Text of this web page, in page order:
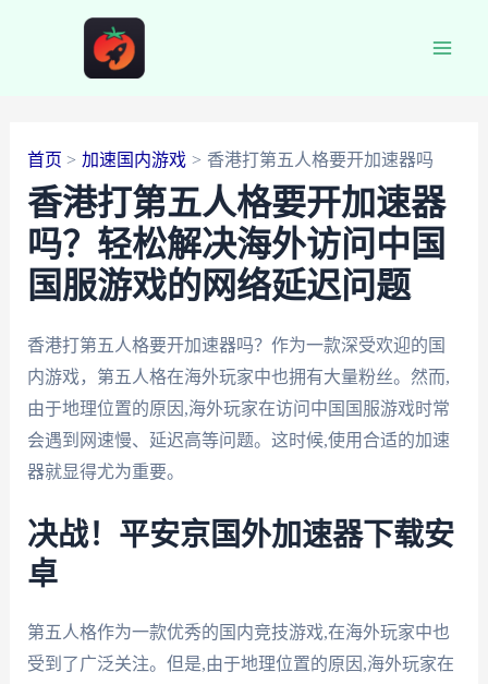
首页 加速国内游戏 香港打第五人格要开加速器吗
香港打第五人格要开加速器
吗？轻松解决海外访问中国
国服游戏的网络延迟问题
香港打第五人格要开加速器吗？作为一款深受欢迎的国
内游戏，第五人格在海外玩家中也拥有大量粉丝。然而,
由于地理位置的原因,海外玩家在访问中国国服游戏时常
会遇到网速慢、延迟高等问题。这时候,使用合适的加速
器就显得尤为重要。
决战！平安京国外加速器下载安
卓
第五人格作为一款优秀的国内竞技游戏,在海外玩家中也
受到了广泛关注。但是,由于地理位置的原因,海外玩家在